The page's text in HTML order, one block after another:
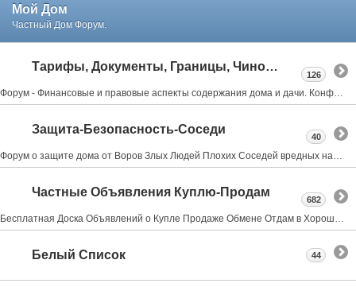
Мой Дом
Частный Дом Форум.
Тарифы, Документы, Границы, Чиновники
Форум - Финансовые и правовые аспекты содержания дома и дачи. Конфликты с соседями, властями.
126
Защита-Безопасность-Соседи
Форум о защите дома от Воров Злых Людей Плохих Соседей вредных насекомых и грызунах всё что может испортить нам жизнь в своем доме даче квартире
40
Частные Объявления Куплю-Продам
682
Белый Список 44